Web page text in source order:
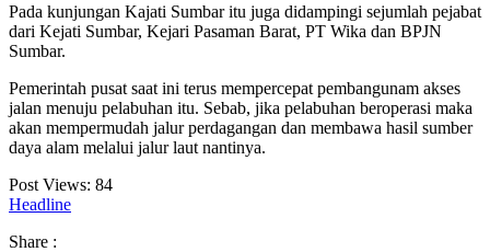
Pada kunjungan Kajati Sumbar itu juga didampingi sejumlah pejabat
dari Kejati Sumbar, Kejari Pasaman Barat, PT Wika dan BPJN
Sumbar.
Pemerintah pusat saat ini terus mempercepat pembangunam akses
jalan menuju pelabuhan itu. Sebab, jika pelabuhan beroperasi maka
akan mempermudah jalur perdagangan dan membawa hasil sumber
daya alam melalui jalur laut nantinya.
Post Views: 84
Headline
Share :